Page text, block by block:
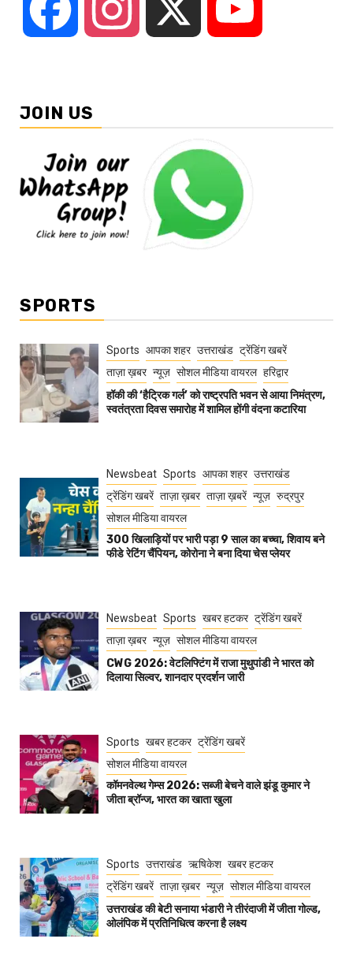
Facebook Instagram
JOIN US
SPORTS
Sports आपका शहर उत्तराखंड ट्रेंडिंग खबरें
ताज़ा ख़बर न्यूज़ सोशल मीडिया वायरल हरिद्वार
हॉकी की ‘हैट्रिक गर्ल’ को राष्ट्रपति भवन से आया निमंत्रण,
स्वतंत्रता दिवस समारोह में शामिल होंगी वंदना कटारिया
Newsbeat Sports आपका शहर उत्तराखंड
ट्रेंडिंग खबरें ताज़ा ख़बर ताज़ा ख़बरें न्यूज़ रुद्रपुर
सोशल मीडिया वायरल
300 खिलाड़ियों पर भारी पड़ा 9 साल का बच्चा, शिवाय बने
फीडे रेटिंग चैंपियन, कोरोना ने बना दिया चेस प्लेयर
Newsbeat Sports खबर हटकर ट्रेंडिंग खबरें
ताज़ा ख़बर न्यूज़ सोशल मीडिया वायरल
CWG 2026: वेटलिफ्टिंग में राजा मुथुपांडी ने भारत को
दिलाया सिल्वर, शानदार प्रदर्शन जारी
Sports खबर हटकर ट्रेंडिंग खबरें
सोशल मीडिया वायरल
कॉमनवेल्थ गेम्स 2026: सब्जी बेचने वाले झंडू कुमार ने
जीता ब्रॉन्ज, भारत का खाता खुला
Sports उत्तराखंड ऋषिकेश खबर हटकर
ट्रेंडिंग खबरें ताज़ा ख़बर न्यूज़ सोशल मीडिया वायरल
उत्तराखंड की बेटी सनाया भंडारी ने तीरंदाजी में जीता गोल्ड,
ओलंपिक में प्रतिनिधित्व करना है लक्ष्य